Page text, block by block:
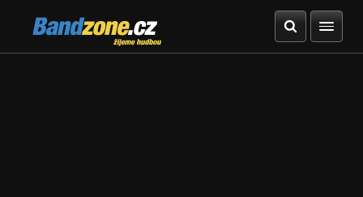
Bandzone.cz
žijeme hudbou